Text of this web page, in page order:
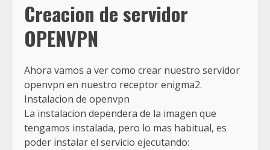
Creacion de servidor
OPENVPN
Ahora vamos a ver como crear nuestro servidor
openvpn en nuestro receptor enigma2.
Instalacion de openvpn
La instalacion dependera de la imagen que
tengamos instalada, pero lo mas habitual, es
poder instalar el servicio ejecutando: